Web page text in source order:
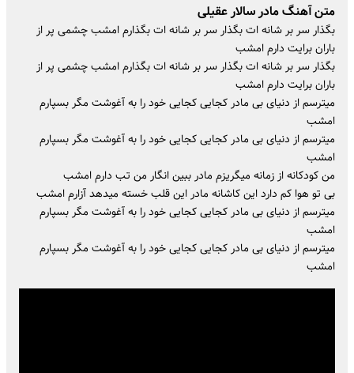
متن آهنگ مادر سالار عقیلی
بگذار سر بر شانه ات بگذار سر بر شانه ات بگذارم امشب چشمی پر از
باران برایت دارم امشب
بگذار سر بر شانه ات بگذار سر بر شانه ات بگذارم امشب چشمی پر از
باران برایت دارم امشب
میترسم از دنیای بی مادر کجایی کجایی خود را به آغوشت مگر بسپارم
امشب
میترسم از دنیای بی مادر کجایی کجایی خود را به آغوشت مگر بسپارم
امشب
من کودکانه از زمانه میگریزم مادر ببین انگار من تب دارم امشب
بی تو هوا کم دارد این کاشانه مادر این قلب خسته میدهد آزارم امشب
میترسم از دنیای بی مادر کجایی کجایی خود را به آغوشت مگر بسپارم
امشب
میترسم از دنیای بی مادر کجایی کجایی خود را به آغوشت مگر بسپارم
امشب